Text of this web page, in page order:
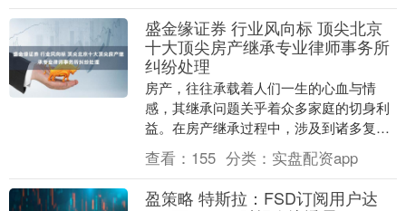
盛金缘证券 行业风向标 顶尖北京
十大顶尖房产继承专业律师事务所
纠纷处理
房产，往往承载着人们一生的心血与情
感，其继承问题关乎着众多家庭的切身利
益。在房产继承过程中，涉及到诸多复杂
的法律规定与程序，稍有不慎便可能引发
纠纷。常见的房产继....
查看： 155 分类： 实盘配资app
盈策略 特斯拉：FSD订阅用户达